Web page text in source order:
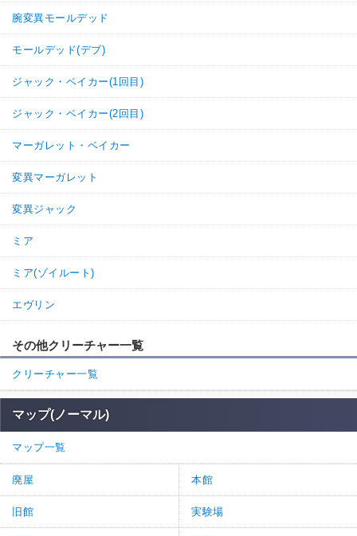
腕変異モールデッド
モールデッド(デブ)
ジャック・ベイカー(1回目)
ジャック・ベイカー(2回目)
マーガレット・ベイカー
変異マーガレット
変異ジャック
ミア
ミア(ゾイルート)
エヴリン
その他クリーチャー一覧
クリーチャー一覧
マップ(ノーマル)
マップ一覧
廃屋 本館
旧館 実験場